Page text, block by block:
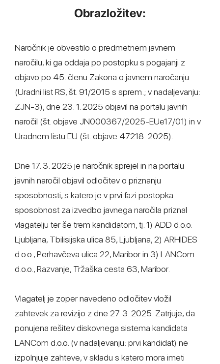
Obrazložitev:
Naročnik je obvestilo o predmetnem javnem
naročilu, ki ga oddaja po postopku s pogajanji z
objavo po 45. členu Zakona o javnem naročanju
(Uradni list RS, št. 91/2015 s sprem.; v nadaljevanju:
ZJN-3), dne 23. 1. 2025 objavil na portalu javnih
naročil (št. objave JN000367/2025-EUe17/01) in v
Uradnem listu EU (št. objave 47218-2025).
Dne 17. 3. 2025 je naročnik sprejel in na portalu
javnih naročil objavil odločitev o priznanju
sposobnosti, s katero je v prvi fazi postopka
sposobnost za izvedbo javnega naročila priznal
vlagatelju ter še trem kandidatom, tj. 1) ADD d.o.o.
Ljubljana, Tbilisijska ulica 85, Ljubljana, 2) ARHIDES
d.o.o., Perhavčeva ulica 22, Maribor in 3) LANCom
d.o.o., Razvanje, Tržaška cesta 63, Maribor.
Vlagatelj je zoper navedeno odločitev vložil
zahtevek za revizijo z dne 27. 3. 2025. Zatrjuje, da
ponujena rešitev diskovnega sistema kandidata
LANCom d.o.o. (v nadaljevanju: prvi kandidat) ne
izpolnjuje zahteve, v skladu s katero mora imeti